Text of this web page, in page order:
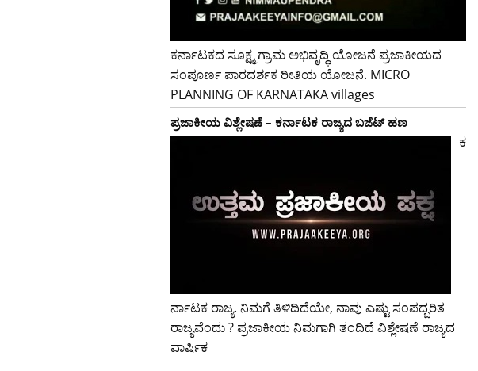
ಕರ್ನಾಟಕದ ಸೂಕ್ಷ್ಮ ಗ್ರಾಮ ಅಭಿವೃದ್ಧಿ ಯೋಜನೆ ಪ್ರಜಾಕೀಯದ
ಸಂಪೂರ್ಣ ಪಾರದರ್ಶಕ ರೀತಿಯ ಯೋಜನೆ. MICRO
PLANNING OF KARNATAKA villages
ಪ್ರಜಾಕೀಯ ವಿಶ್ಲೇಷಣೆ – ಕರ್ನಾಟಕ ರಾಜ್ಯದ ಬಜೆಟ್ ಹಣ
ಕ
ರ್ನಾಟಕ ರಾಜ್ಯ. ನಿಮಗೆ ತಿಳಿದಿದೆಯೇ, ನಾವು ಎಷ್ಟು ಸಂಪದ್ಬರಿತ
ರಾಜ್ಯವೆಂದು ? ಪ್ರಜಾಕೀಯ ನಿಮಗಾಗಿ ತಂದಿದೆ ವಿಶ್ಲೇಷಣೆ ರಾಜ್ಯದ
ವಾರ್ಷಿಕ